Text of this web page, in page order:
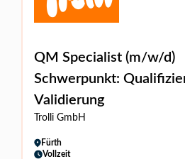
QM Specialist (m/w/d)
Schwerpunkt:
Validierung
Trolli GmbH
Fürth
Vollzeit